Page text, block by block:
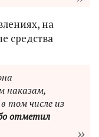
на
средства
наказам,
том числе из
отметил